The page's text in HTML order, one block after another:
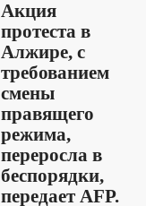
Акция
протеста в
Алжире, с
требованием
смены
правящего
режима,
переросла в
беспорядки,
передает AFP.